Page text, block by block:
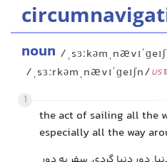
noun /
/ˌsɜːrkəmˌnævɪˈɡeɪʃn/US
1
the act of sailing all the
especially all the way